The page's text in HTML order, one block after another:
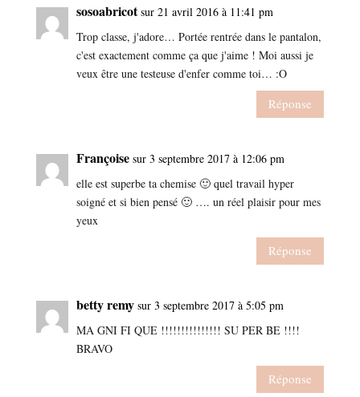
sosoabricot sur 21 avril 2016 à 11:41 pm
Trop classe, j'adore… Portée rentrée dans le pantalon,
c'est exactement comme ça que j'aime ! Moi aussi je
veux être une testeuse d'enfer comme toi… :O
Réponse
Françoise sur 3 septembre 2017 à 12:06 pm
elle est superbe ta chemise 🙂 quel travail hyper
soigné et si bien pensé 🙂 …. un réel plaisir pour mes
yeux
Réponse
betty remy sur 3 septembre 2017 à 5:05 pm
MA GNI FI QUE !!!!!!!!!!!!!!! SU PER BE !!!!
BRAVO
Réponse